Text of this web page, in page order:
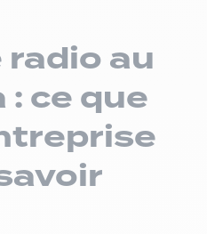
au
: ce que